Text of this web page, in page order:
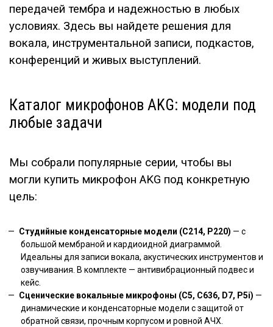
передачей тембра и надежностью в любых
условиях. Здесь вы найдете решения для
вокала, инструментальной записи, подкастов,
конференций и живых выступлений.
Каталог микрофонов AKG: модели под
любые задачи
Мы собрали популярные серии, чтобы вы
могли купить микрофон AKG под конкретную
цель:
Студийные конденсаторные модели (C214, P220) — с
большой мембраной и кардиоидной диаграммой.
Идеальны для записи вокала, акустических инструментов и
озвучивания. В комплекте — антивибрационный подвес и
кейс.
Сценические вокальные микрофоны (C5, C636, D7, P5i) —
динамические и конденсаторные модели с защитой от
обратной связи, прочным корпусом и ровной АЧХ.